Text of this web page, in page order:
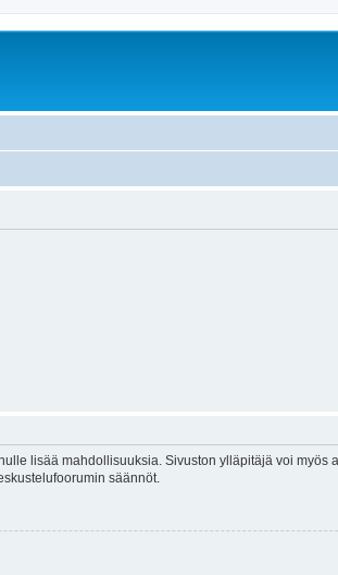
lisää mahdollisuuksia. Sivuston ylläpitäjä voi myös
säännöt.